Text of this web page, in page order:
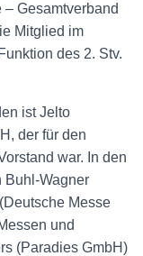
Gesamtverband
Mitglied im
des 2. Stv.
ist Jelto
der für den
war. In den
Buhl-Wagner
Messe
und
(Paradies GmbH)